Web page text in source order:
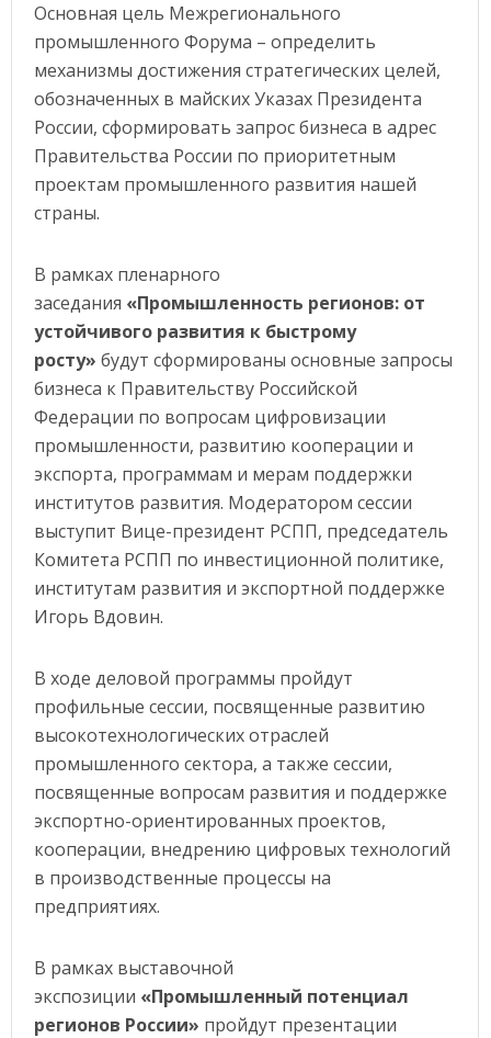
Основная цель Межрегионального
промышленного Форума – определить
механизмы достижения стратегических целей,
обозначенных в майских Указах Президента
России, сформировать запрос бизнеса в адрес
Правительства России по приоритетным
проектам промышленного развития нашей
страны.
В рамках пленарного
заседания «Промышленность регионов: от
устойчивого развития к быстрому
росту» будут сформированы основные запросы
бизнеса к Правительству Российской
Федерации по вопросам цифровизации
промышленности, развитию кооперации и
экспорта, программам и мерам поддержки
институтов развития. Модератором сессии
выступит Вице-президент РСПП, председатель
Комитета РСПП по инвестиционной политике,
институтам развития и экспортной поддержке
Игорь Вдовин.
В ходе деловой программы пройдут
профильные сессии, посвященные развитию
высокотехнологических отраслей
промышленного сектора, а также сессии,
посвященные вопросам развития и поддержке
экспортно-ориентированных проектов,
кооперации, внедрению цифровых технологий
в производственные процессы на
предприятиях.
В рамках выставочной
экспозиции «Промышленный потенциал
регионов России» пройдут презентации